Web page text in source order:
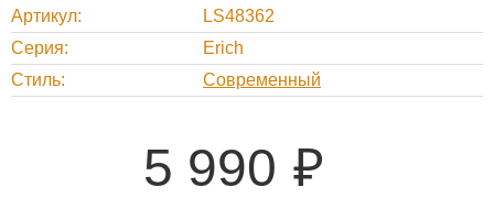
Артикул
LS48362
Серия
Erich
Стиль
Современный
5 990